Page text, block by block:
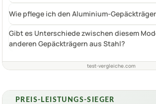
Wie pflege ich den Aluminium-
Gibt es Unterschiede zwischen diesem
anderen Gepäckträgern aus Stahl?
test-vergleiche.com
PREIS-LEISTUNGS-SIEGER